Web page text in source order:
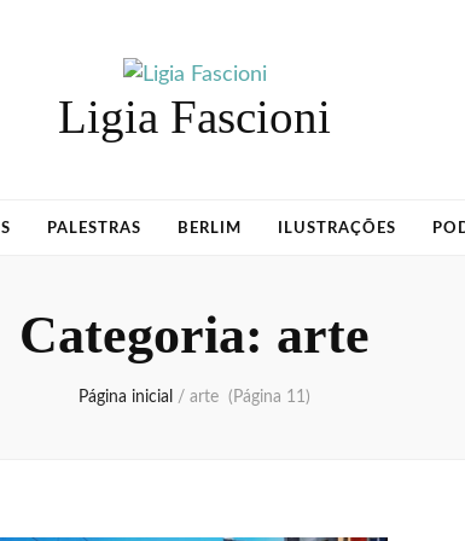
Ligia Fascioni
PALESTRAS BERLIM ILUSTRAÇÕES
Categoria: arte
Página inicial / arte (Página 11)